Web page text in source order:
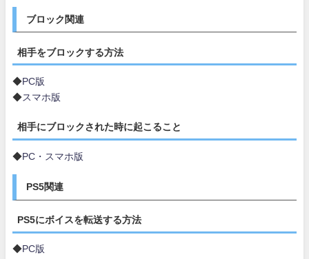
ブロック関連
相手をブロックする方法
◆PC版
◆スマホ版
相手にブロックされた時に起こること
◆PC・スマホ版
PS5関連
PS5にボイスを転送する方法
◆PC版